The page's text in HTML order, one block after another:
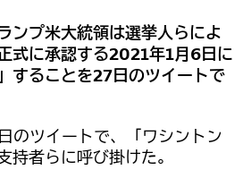
ンプ米大統領は選挙人らによ
式に承認する2021年1月6日に
することを27日のツイートで
のツイートで、「ワシントン
持者らに呼び掛けた。